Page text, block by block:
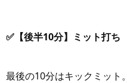
✅【後半10分】ミット打ち
最後の10分はキックミット。